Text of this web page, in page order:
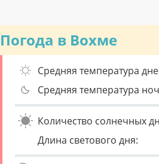
Погода в Вохме
Средняя температура
Средняя температура
Количество солнечных
Длина светового дня: